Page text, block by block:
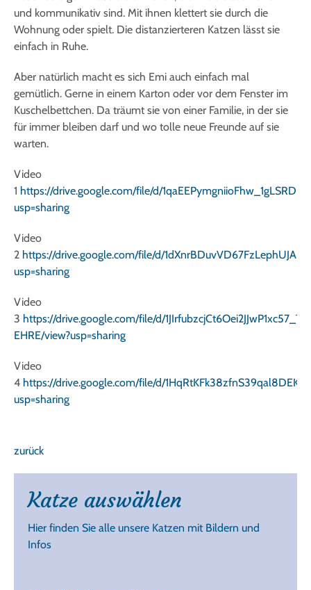
und kommunikativ sind. Mit ihnen klettert sie durch die
Wohnung oder spielt. Die distanzierteren Katzen lässt sie
einfach in Ruhe.
Aber natürlich macht es sich Emi auch einfach mal
gemütlich. Gerne in einem Karton oder vor dem Fenster im
Kuschelbettchen. Da träumt sie von einer Familie, in der sie
für immer bleiben darf und wo tolle neue Freunde auf sie
warten.
Video
1 https://drive.google.com/file/d/
usp=sharing
Video
2 https://drive.google.com/file/d/
usp=sharing
Video
3 https://drive.google.com/file/d/1JIrfubzcjCt6Oei2JJwP1xc57_T-
EHRE/view?usp=sharing
Video
4 https://drive.google.com/file/d/
usp=sharing
zurück
Katze auswählen
Hier finden Sie alle unsere Katzen mit Bildern und
Infos